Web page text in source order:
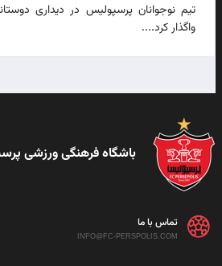
تیم نوجوانان پرسپولیس در دیداری
واگذار کرد....
باشگاه فرهنگی ورزشی
تماس با ما
INFO@FC-PERSPOLIS.COM